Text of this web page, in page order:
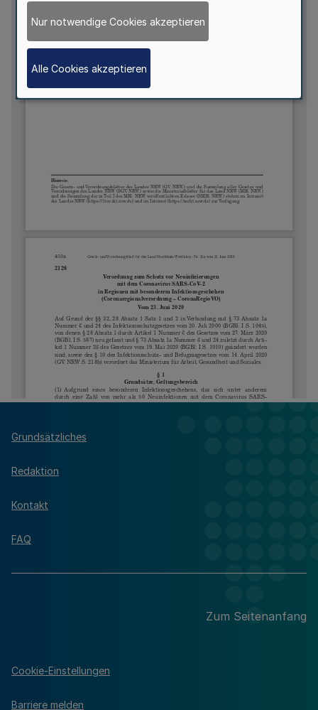
Grundsätzliches
Redaktion
Kontakt
FAQ
Zum Seitenanfang
Cookie-Einstellungen
Barriere melden
Nur notwendige Cookies akzeptieren
Alle Cookies akzeptieren